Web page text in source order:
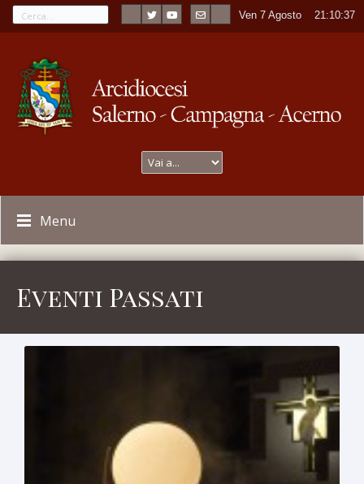
Ven 7 Agosto ----21:10:38
Menu
Eventi Passati